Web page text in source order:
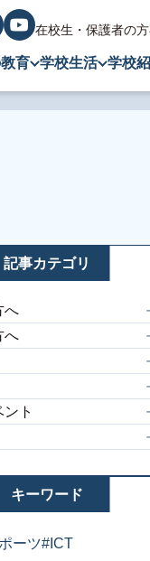
在校生・保護者の方
育 学校生活 学校
記事カテゴリ
へ
へ
ト
キーワード
ーツ#ICT